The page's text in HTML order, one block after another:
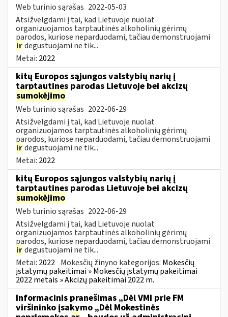
Web turinio sąrašas 2022-05-03
Atsižvelgdami į tai, kad Lietuvoje nuolat
organizuojamos tarptautinės alkoholinių gėrimų
parodos, kuriose neparduodami, tačiau demonstruojami
irdegustuojami ne tik...
Metai: 2022
kitų Europos sąjungos valstybių narių į
tarptautines parodas Lietuvoje bei akcizų
sumokėjimo
Web turinio sąrašas 2022-06-29
Atsižvelgdami į tai, kad Lietuvoje nuolat
organizuojamos tarptautinės alkoholinių gėrimų
parodos, kuriose neparduodami, tačiau demonstruojami
irdegustuojami ne tik...
Metai: 2022
kitų Europos sąjungos valstybių narių į
tarptautines parodas Lietuvoje bei akcizų
sumokėjimo
Web turinio sąrašas 2022-06-29
Atsižvelgdami į tai, kad Lietuvoje nuolat
organizuojamos tarptautinės alkoholinių gėrimų
parodos, kuriose neparduodami, tačiau demonstruojami
irdegustuojami ne tik...
Metai: 2022 Mokesčių žinyno kategorijos: Mokesčių
įstatymų pakeitimai » Mokesčių įstatymų pakeitimai
2022 metais » Akcizų pakeitimai 2022 m.
Informacinis pranešimas „Dėl VMI prie FM
viršininko įsakymo „Dėl Mokestinės